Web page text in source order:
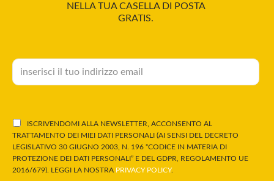
NELLA TUA CASELLA DI POSTA
GRATIS.
ISCRIVENDOMI ALLA NEWSLETTER, ACCONSENTO AL
TRATTAMENTO DEI MIEI DATI PERSONALI (AI SENSI DEL DECRETO
LEGISLATIVO 30 GIUGNO 2003, N. 196 “CODICE IN MATERIA DI
PROTEZIONE DEI DATI PERSONALI” E DEL GDPR, REGOLAMENTO UE
2016/679). LEGGI LA NOSTRA PRIVACY POLICY.